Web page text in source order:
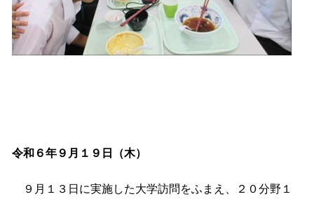
令和６年９月１９日（木）
９月１３日に実施した大学訪問をふまえ、２０分野１